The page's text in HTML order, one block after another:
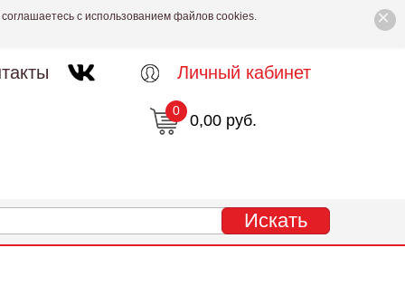
×
с использованием файлов cookies.
Личный кабинет
0,00 руб.
0